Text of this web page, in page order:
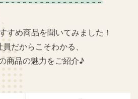
すめ商品を聞いてみました！
だからこそわかる、
商品の魅力をご紹介♪